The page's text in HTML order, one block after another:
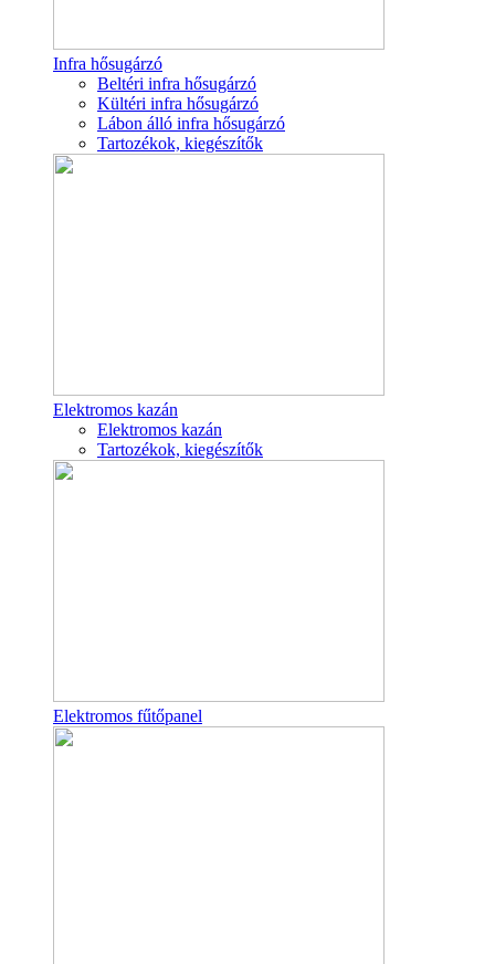
Infra hősugárzó
Beltéri infra hősugárzó
Kültéri infra hősugárzó
Lábon álló infra hősugárzó
Tartozékok, kiegészítők
Elektromos kazán
Elektromos kazán
Tartozékok, kiegészítők
Elektromos fűtőpanel